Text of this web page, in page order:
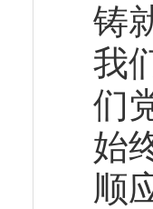
铸
我
们
始
顺